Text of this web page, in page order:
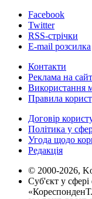
Facebook
Twitter
RSS-стрічки
E-mail розсилка
Контакти
Реклама на
Використання
Правила
Договір
Політика у
Угода щодо
Редакція
© 2000-2026,
Суб'єкт у